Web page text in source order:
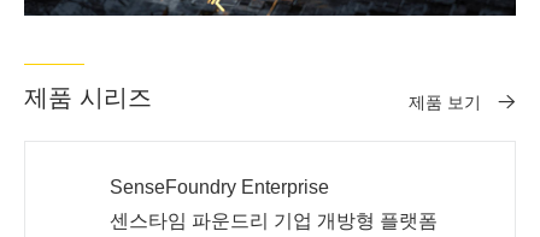
제품 시리즈 제품 보기
SenseFoundry Enterprise
센스타임 파운드리 기업 개방형 플랫폼